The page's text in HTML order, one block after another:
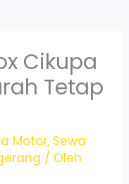
Cikupa
Tetap
Motor, Sewa
/ Oleh